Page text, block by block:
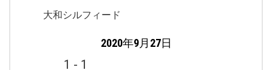
大和シルフィード
2020年9月27日
1 - 1